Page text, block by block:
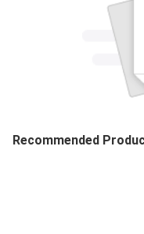
Recommended